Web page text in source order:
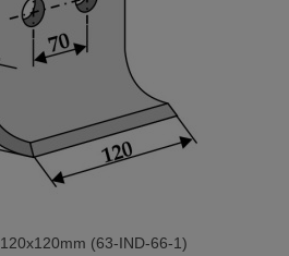
(63-IND-66-1)